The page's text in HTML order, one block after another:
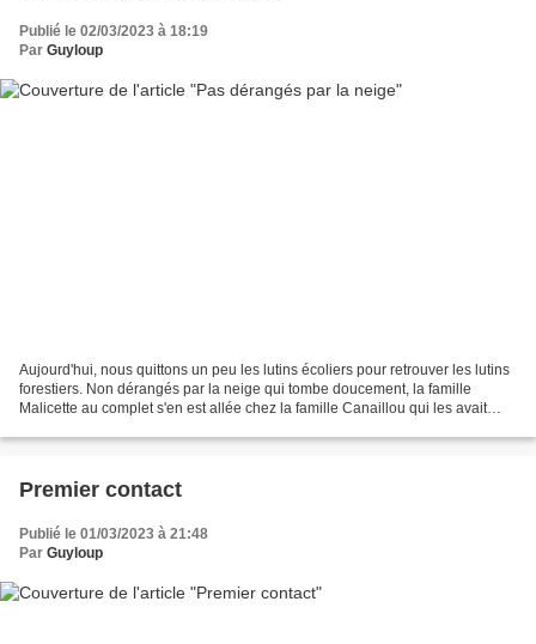
Publié le 02/03/2023 à 18:19
Par Guyloup
Aujourd'hui, nous quittons un peu les lutins écoliers pour retrouver les lutins
forestiers. Non dérangés par la neige qui tombe doucement, la famille
Malicette au complet s'en est allée chez la famille Canaillou qui les avait
Premier contact
Publié le 01/03/2023 à 21:48
Par Guyloup